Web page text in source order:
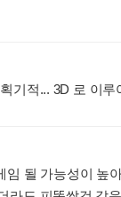
기적... 3D 로 이
될 가능성이 높